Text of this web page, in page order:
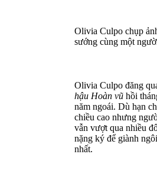
Olivia Culpo chụp
sướng cùng một
Olivia Culpo đăng
hậu Hoàn vũ hồi
năm ngoái. Dù hạn
chiều cao nhưng
vẫn vượt qua nhiều
nặng ký để giành
nhất.